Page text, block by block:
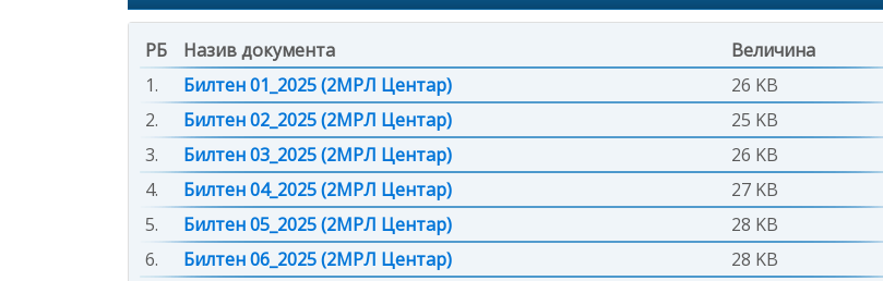
РБ Назив документа
Величина
1.
Билтен 01_2025 (2МРЛ Центар)
26 KB
2.
Билтен 02_2025 (2МРЛ Центар)
25 KB
3.
Билтен 03_2025 (2МРЛ Центар)
26 KB
4.
Билтен 04_2025 (2МРЛ Центар)
27 KB
5.
Билтен 05_2025 (2МРЛ Центар)
28 KB
6.
Билтен 06_2025 (2МРЛ Центар)
28 KB